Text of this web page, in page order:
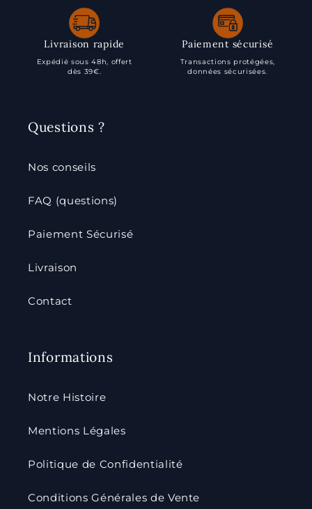
Livraison rapide
Expédié sous 48h, offert
dès 39€.
Paiement sécurisé
Transactions protégées,
données sécurisées.
Questions ?
Nos conseils
FAQ (questions)
Paiement Sécurisé
Livraison
Contact
Informations
Notre Histoire
Mentions Légales
Politique de Confidentialité
Conditions Générales de Vente